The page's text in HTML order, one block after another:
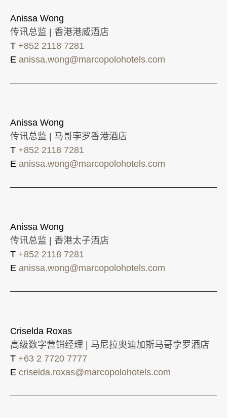
Anissa Wong
传讯总监 | 香港港威酒店
T +852 2118 7281
E anissa.wong@marcopolohotels.com
Anissa Wong
传讯总监 | 马哥孛罗香港酒店
T +852 2118 7281
E anissa.wong@marcopolohotels.com
Anissa Wong
传讯总监 | 香港太子酒店
T +852 2118 7281
E anissa.wong@marcopolohotels.com
Criselda Roxas
高级数字营销经理 | 马尼拉奥迪加斯马哥孛罗酒店
T +63 2 7720 7777
E criselda.roxas@marcopolohotels.com